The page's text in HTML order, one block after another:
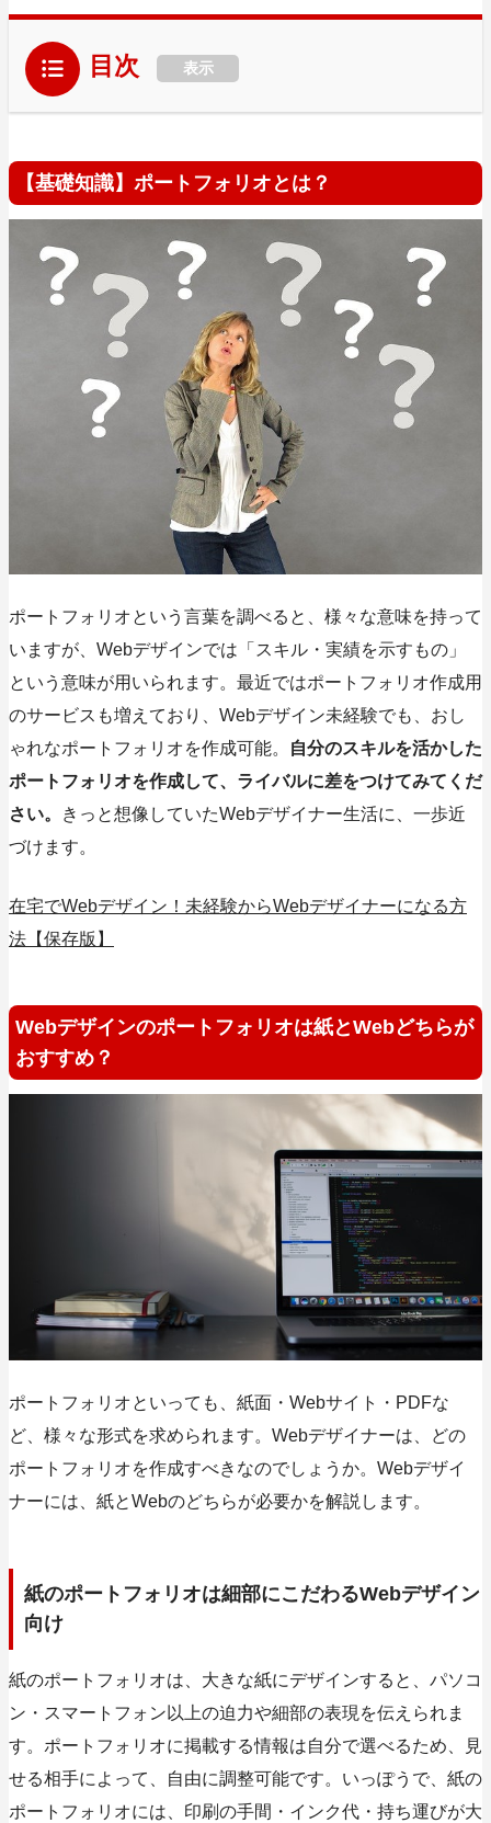
目次 表示
【基礎知識】ポートフォリオとは？
ポートフォリオという言葉を調べると、様々な意味を持って
いますが、Webデザインでは「スキル・実績を示すもの」
という意味が用いられます。最近ではポートフォリオ作成用
のサービスも増えており、Webデザイン未経験でも、おし
ゃれなポートフォリオを作成可能。
自分のスキルを活かした
ポートフォリオを作成して、ライバルに差をつけてみてくだ
さい。
きっと想像していたWebデザイナー生活に、一歩近
づけます。
在宅でWebデザイン！未経験からWebデザイナーになる方
法【保存版】
Webデザインのポートフォリオは紙とWebどちらが
おすすめ？
ポートフォリオといっても、紙面・Webサイト・PDFな
ど、様々な形式を求められます。Webデザイナーは、どの
ポートフォリオを作成すべきなのでしょうか。Webデザイ
ナーには、紙とWebのどちらが必要かを解説します。
紙のポートフォリオは細部にこだわるWebデザイン
向け
紙のポートフォリオは、大きな紙にデザインすると、パソコ
ン・スマートフォン以上の迫力や細部の表現を伝えられま
す。ポートフォリオに掲載する情報は自分で選べるため、見
せる相手によって、自由に調整可能です。いっぽうで、紙の
ポートフォリオには、印刷の手間・インク代・持ち運びが大